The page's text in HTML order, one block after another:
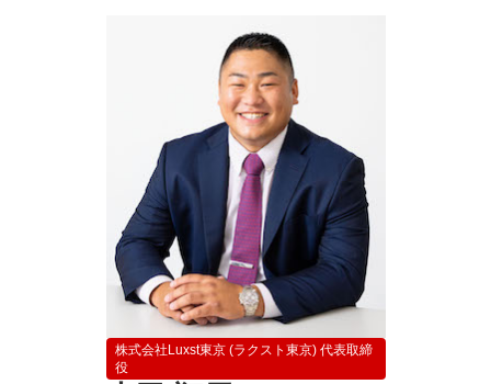
株式会社Luxst東京 (ラクスト東京) 代表取締
役